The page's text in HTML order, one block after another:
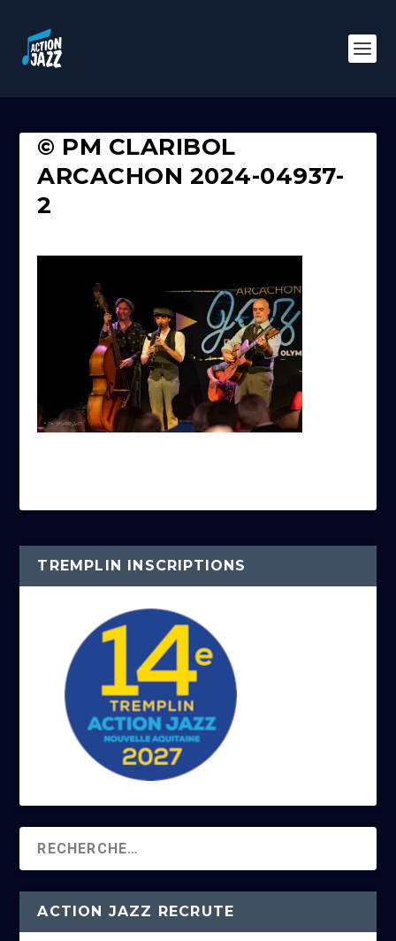
© PM CLARIBOL
ARCACHON 2024-04937-
2
TREMPLIN INSCRIPTIONS
ACTION JAZZ RECRUTE